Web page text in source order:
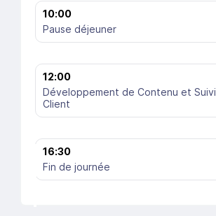
10:00
Pause déjeuner
Développement de Contenu et Suivi
Client
12:00
16:30
Fin de journée